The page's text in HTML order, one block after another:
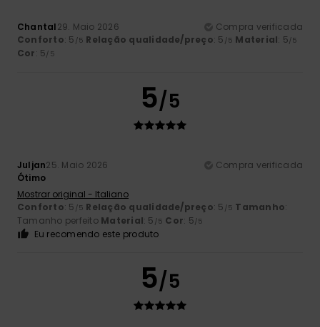
Chantal29. Maio 2026
Compra verificada
Conforto: 5 /5 Relação qualidade/preço: 5 /5 Material: 5/5
Cor: 5/5
5/5
Juljan25. Maio 2026
Compra verificada
Ótimo
Mostrar original - Italiano
Conforto: 5 /5 Relação qualidade/preço: 5 /5 Tamanho:
Tamanho perfeito Material: 5 /5 Cor: 5/5
Eu recomendo este produto
5/5